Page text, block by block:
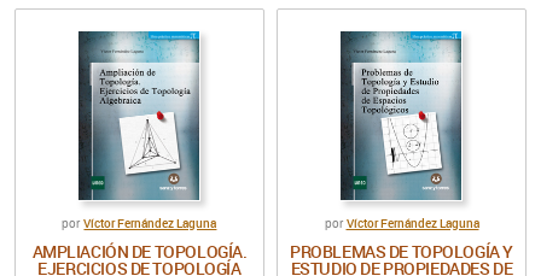
porVíctor Fernández Laguna
AMPLIACIÓN DE TOPOLOGÍA.
EJERCICIOS DE TOPOLOGÍA
por Víctor Fernández Laguna
PROBLEMAS DE TOPOLOGÍA Y
ESTUDIO DE PROPIEDADES DE